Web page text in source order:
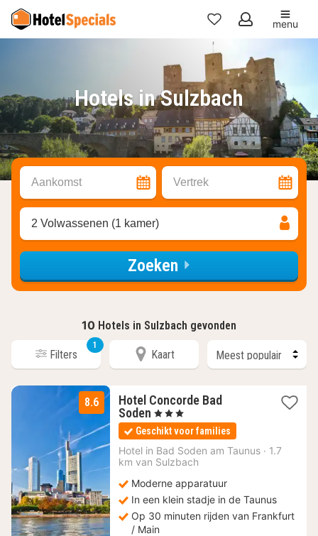
Mijn
favorieten
menu
Hotels in Sulzbach
Aankomst Vertrek
2 Volwassenen (1 kamer)
Zoeken
10 Hotels in Sulzbach gevonden
Filters
1
Kaart
8.6
Hotel Concorde Bad
Soden 1
nacht
vanaf
102,47
€
, 3 Sterren
Geschikt voor families
Hotel in Bad Soden am Taunus · 1.7
km van Sulzbach
Moderne apparatuur
In een klein stadje in de Taunus
Op 30 minuten rijden van Frankfurt
/ Main